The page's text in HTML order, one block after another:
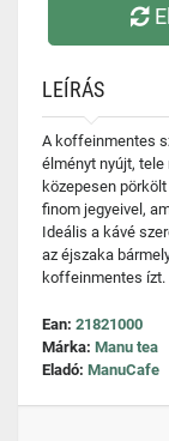
LEÍRÁS
A koffeinmentes
élményt nyújt, tele
közepesen
finom jegyeivel,
Ideális a kávé
az éjszaka
koffeinmentes ízt.
Ean: 21821000
Márka: Manu tea
Eladó: ManuCafe